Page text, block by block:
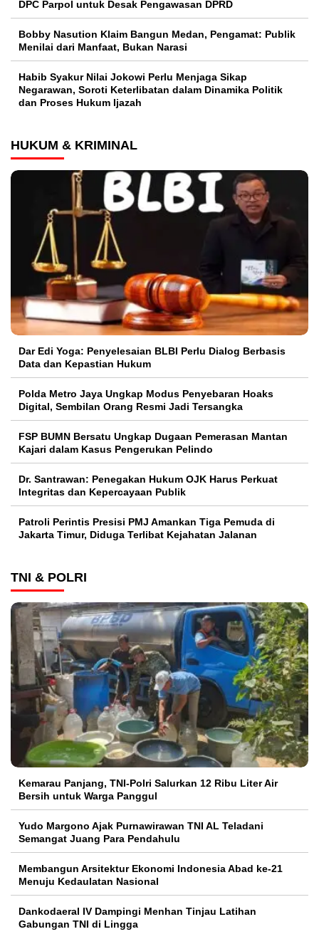
DPC Parpol untuk Desak Pengawasan DPRD
Bobby Nasution Klaim Bangun Medan, Pengamat: Publik
Menilai dari Manfaat, Bukan Narasi
Habib Syakur Nilai Jokowi Perlu Menjaga Sikap
Negarawan, Soroti Keterlibatan dalam Dinamika Politik
dan Proses Hukum Ijazah
HUKUM & KRIMINAL
Dar Edi Yoga: Penyelesaian BLBI Perlu Dialog Berbasis
Data dan Kepastian Hukum
Polda Metro Jaya Ungkap Modus Penyebaran Hoaks
Digital, Sembilan Orang Resmi Jadi Tersangka
FSP BUMN Bersatu Ungkap Dugaan Pemerasan Mantan
Kajari dalam Kasus Pengerukan Pelindo
Dr. Santrawan: Penegakan Hukum OJK Harus Perkuat
Integritas dan Kepercayaan Publik
Patroli Perintis Presisi PMJ Amankan Tiga Pemuda di
Jakarta Timur, Diduga Terlibat Kejahatan Jalanan
TNI & POLRI
Kemarau Panjang, TNI-Polri Salurkan 12 Ribu Liter Air
Bersih untuk Warga Panggul
Yudo Margono Ajak Purnawirawan TNI AL Teladani
Semangat Juang Para Pendahulu
Membangun Arsitektur Ekonomi Indonesia Abad ke-21
Menuju Kedaulatan Nasional
Dankodaeral IV Dampingi Menhan Tinjau Latihan
Gabungan TNI di Lingga